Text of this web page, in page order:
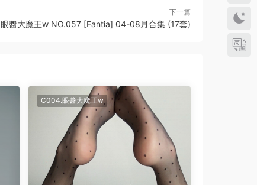
下一篇
眼醬大魔王w NO.057 [Fantia] 04-08月合集 (17套)
C004.眼醬大魔王w